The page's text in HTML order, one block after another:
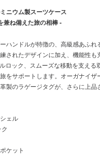
ニウム製スーツケース
兼ね備えた旅の相棒 -
ハンドルが特徴の、高級感あふれ
されたデザインに加え、機能性も
ロック、スムーズな移動を支える
をサポートします。オーガナイザ
製のラゲージタグが、さらに上品
ェル
ケット